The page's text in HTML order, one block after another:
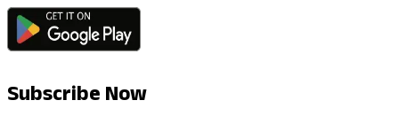
Subscribe Now